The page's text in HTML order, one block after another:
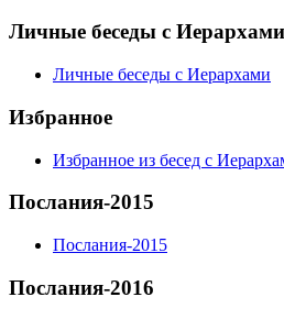
Личные беседы с Иерархами
Личные беседы с Иерархами
Избранное
Избранное из бесед с
Послания-2015
Послания-2015
Послания-2016